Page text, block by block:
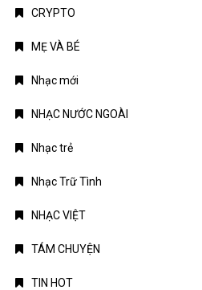
CRYPTO
MẸ VÀ BÉ
Nhạc mới
NHẠC NƯỚC NGOÀI
Nhạc trẻ
Nhạc Trữ Tình
NHẠC VIỆT
TÁM CHUYỆN
TIN HOT